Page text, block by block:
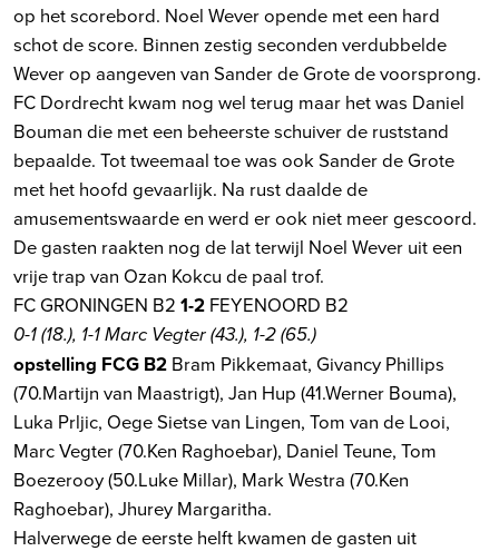
op het scorebord. Noel Wever opende met een hard
schot de score. Binnen zestig seconden verdubbelde
Wever op aangeven van Sander de Grote de voorsprong.
FC Dordrecht kwam nog wel terug maar het was Daniel
Bouman die met een beheerste schuiver de ruststand
bepaalde. Tot tweemaal toe was ook Sander de Grote
met het hoofd gevaarlijk. Na rust daalde de
amusementswaarde en werd er ook niet meer gescoord.
De gasten raakten nog de lat terwijl Noel Wever uit een
vrije trap van Ozan Kokcu de paal trof.
FC GRONINGEN B2 1-2 FEYENOORD B2
0-1 (18.), 1-1 Marc Vegter (43.), 1-2 (65.)
opstelling FCG B2 Bram Pikkemaat, Givancy Phillips
(70.Martijn van Maastrigt), Jan Hup (41.Werner Bouma),
Luka Prljic, Oege Sietse van Lingen, Tom van de Looi,
Marc Vegter (70.Ken Raghoebar), Daniel Teune, Tom
Boezerooy (50.Luke Millar), Mark Westra (70.Ken
Raghoebar), Jhurey Margaritha.
Halverwege de eerste helft kwamen de gasten uit